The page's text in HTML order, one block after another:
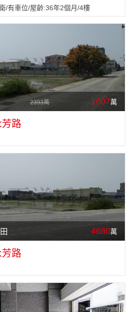
/有車位/屋齡:36年2個月/4樓
2393萬 1607萬
路
4680萬
路
菁英團隊與招募
加盟專區
太屋ESG